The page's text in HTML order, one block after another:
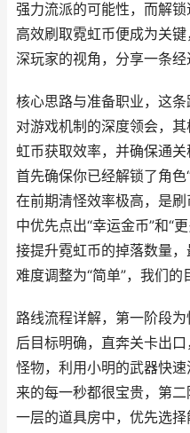
强力流派的可能性，而解
高效刷取霓虹币便成为关
深玩家的视角，分享一条经
核心思路与准备职业，这
对游戏机制的深度领会，
虹币获取效率，并确保通关
首先确保你已经解锁了角
在前期清怪效率极高，是
中优先点出“幸运金币”和“
接提升霓虹币的掉落数量
难度调整为“简单”，我们的
路线流程详解，第一阶段
后目标明确，直奔关卡出
怪物，利用小明的武器快
来的每一秒都很宝贵，第
一层的道具房中，优先选